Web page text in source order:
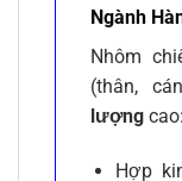
Ngành
Nhôm
(thân,
lượng cao:
Hợp